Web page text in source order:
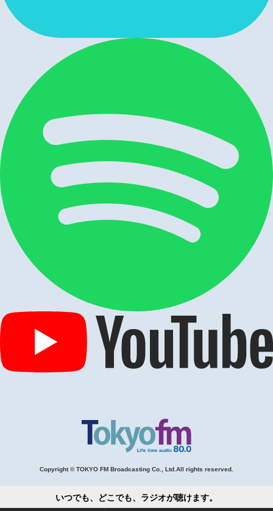
Copyright © TOKYO FM Broadcasting Co., Ltd.All rights reserved.
いつでも、どこでも、ラジオが聴けます。